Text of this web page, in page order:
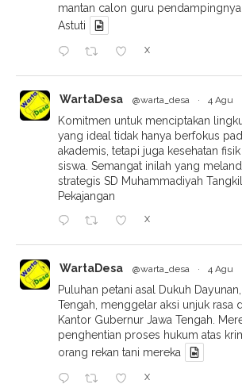
mantan calon guru
Astuti
X
WartaDesa @warta_desa · 4 Agu
Komitmen untuk menciptakan
yang ideal tidak hanya berfokus
akademis, tetapi juga kesehatan
siswa. Semangat inilah yang
strategis SD Muhammadiyah
Pekajangan
X
WartaDesa @warta_desa · 4 Agu
Puluhan petani asal Dukuh
Tengah, menggelar aksi unjuk rasa
Kantor Gubernur Jawa Tengah.
penghentian proses hukum atas
orang rekan tani mereka
X